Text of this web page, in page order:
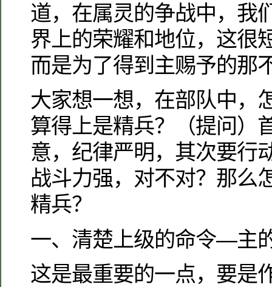
道，在属灵的争战中，我
界上的荣耀和地位，这很
而是为了得到主赐予的那
大家想一想，在部队中，
算得上是精兵？（提问）
意，纪律严明，其次要行
战斗力强，对不对？那么
精兵？
一、清楚上级的命令—主
这是最重要的一点，要是